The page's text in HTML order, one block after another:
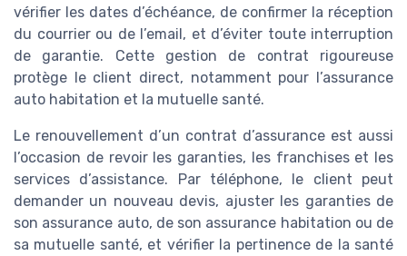
vérifier les dates d’échéance, de confirmer la réception
du courrier ou de l’email, et d’éviter toute interruption
de garantie. Cette gestion de contrat rigoureuse
protège le client direct, notamment pour l’assurance
auto habitation et la mutuelle santé.
Le renouvellement d’un contrat d’assurance est aussi
l’occasion de revoir les garanties, les franchises et les
services d’assistance. Par téléphone, le client peut
demander un nouveau devis, ajuster les garanties de
son assurance auto, de son assurance habitation ou de
sa mutuelle santé, et vérifier la pertinence de la santé